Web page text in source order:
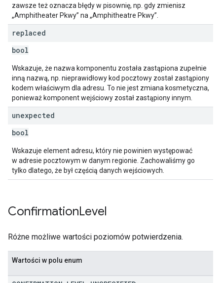
zawsze też oznacza błędy w pisownię, np. gdy zmienisz
„Amphitheater Pkwy” na „Amphitheatre Pkwy”.
replaced
bool
Wskazuje, że nazwa komponentu została zastąpiona zupełnie
inną nazwą, np. nieprawidłowy kod pocztowy został zastąpiony
kodem właściwym dla adresu. To nie jest zmiana kosmetyczna,
ponieważ komponent wejściowy został zastąpiony innym.
unexpected
bool
Wskazuje element adresu, który nie powinien występować
w adresie pocztowym w danym regionie. Zachowaliśmy go
tylko dlatego, że był częścią danych wejściowych.
ConfirmationLevel
Różne możliwe wartości poziomów potwierdzenia.
Wartości w polu enum